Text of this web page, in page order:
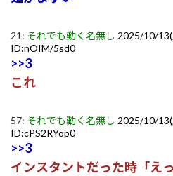
21: それでも動く名無し 2025/10/
ID:nOIM/5sd0
>>3
これ
57: それでも動く名無し 2025/10/
ID:cPS2RYop0
>>3
インスタントだった時「え